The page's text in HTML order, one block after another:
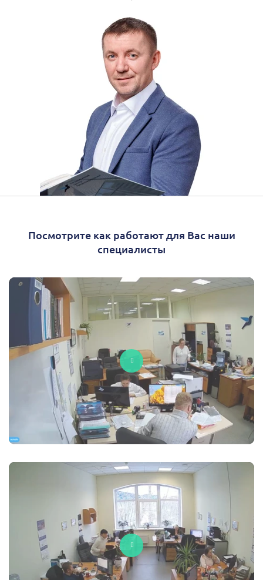
Посмотрите как работают для Вас наши
специалисты